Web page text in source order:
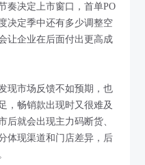
奏决定上市窗口，首单PO
决定季中还有多少调整空
让企业在后面付出更高成
现市场反馈不如预期，也
，畅销款出现时又很难及
后就会出现主力码断货、
体现渠道和门店差异，后